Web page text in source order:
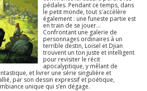
pédales. Pendant ce temps, dans
le petit monde, tout s'accélère
également : une funeste partie est
en train de se jouer...
Confrontant une galerie de
personnages ordinaires à un
terrible destin, Loisel et Djian
trouvent un ton juste et intelligent
pour revisiter le récit
apocalyptique, y mêlant de
et livrer une série singulière et
par son dessin expressif et poétique,
unique qui s’en dégage.